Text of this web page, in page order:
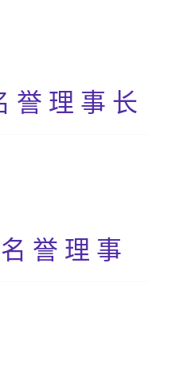
誉理事长
誉理事